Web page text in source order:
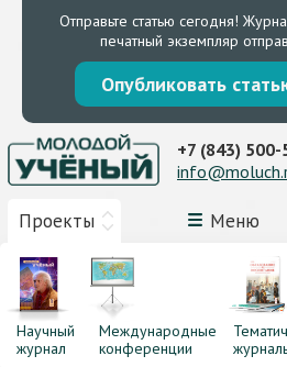
Отправьте статью сегодня!
печатный экземпляр
Опубликовать
Проекты Меню
+7 (843) 500-
Научный
журнал
Международные
конференции